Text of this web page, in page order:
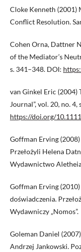
Cloke Kenneth (2001)
Conflict Resolution.
Cohen Orna, Dattner
of the Mediator’s
s. 341–348. DOI:
van Ginkel Eric (2004)
Journal”, vol. 20, no.
https://doi.org/
Goffman Erving
Przełożyli Helena
Wydawnictwo
Goffman Erving
doświadczenia.
Wydawniczy „Nomos”.
Goleman Daniel
Andrzej Jankowski.